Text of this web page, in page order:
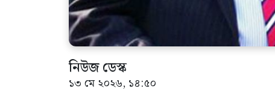
নিউজ ডেস্ক
১৩ মে ২০২৬, ১৪:৫০